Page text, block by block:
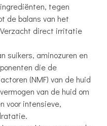
tegen
de balans van het
direct irritatie
suikers, aminozuren en
die de
(NMF) van de huid
van de huid om
voor intensieve,